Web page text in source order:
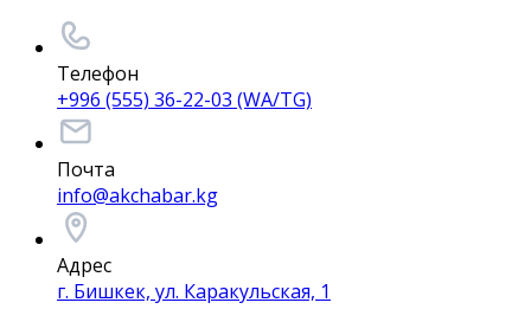
Телефон
+996 (555) 36-22-03 (WA/TG)
Почта
info@akchabar.kg
Адрес
г. Бишкек, ул. Каракульская, 1